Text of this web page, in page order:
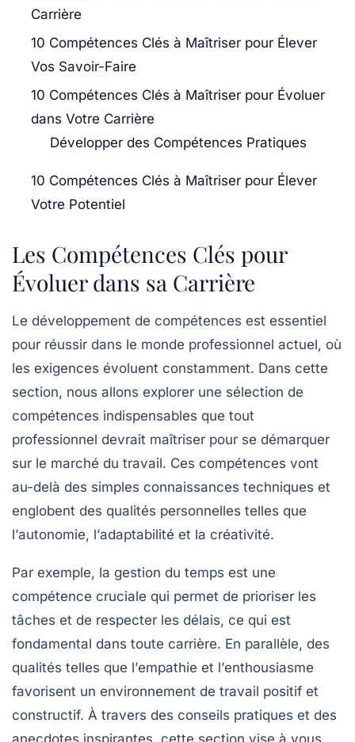
Carrière
10 Compétences Clés à Maîtriser pour Élever
Vos Savoir-Faire
10 Compétences Clés à Maîtriser pour Évoluer
dans Votre Carrière
Développer des Compétences Pratiques
10 Compétences Clés à Maîtriser pour Élever
Votre Potentiel
Les Compétences Clés pour
Évoluer dans sa Carrière
Le développement de compétences est essentiel
pour réussir dans le monde professionnel actuel, où
les exigences évoluent constamment. Dans cette
section, nous allons explorer une sélection de
compétences indispensables que tout
professionnel devrait maîtriser pour se démarquer
sur le marché du travail. Ces compétences vont
au-delà des simples connaissances techniques et
englobent des qualités personnelles telles que
l’autonomie, l’adaptabilité et la créativité.
Par exemple, la gestion du temps est une
compétence cruciale qui permet de prioriser les
tâches et de respecter les délais, ce qui est
fondamental dans toute carrière. En parallèle, des
qualités telles que l’empathie et l’enthousiasme
favorisent un environnement de travail positif et
constructif. À travers des conseils pratiques et des